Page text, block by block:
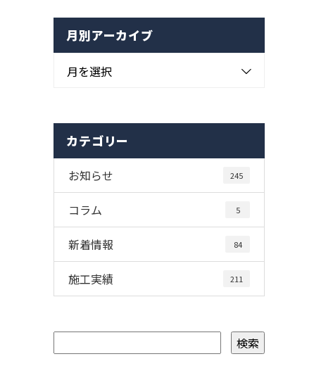
月別アーカイブ
月を選択
カテゴリー
お知らせ 245
コラム 5
新着情報 84
施工実績 211